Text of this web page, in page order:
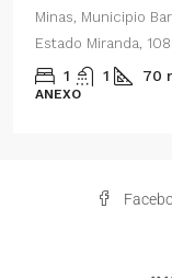
Minas, Municipio
Estado Miranda,
1 1 70
ANEXO